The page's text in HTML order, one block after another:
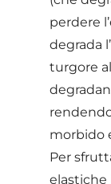
perdere
degrada
turgore
morbido
Per